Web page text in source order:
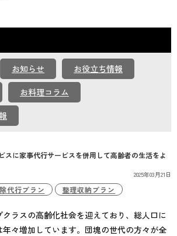
お知らせ
お役立ち情報
お料理コラム
スに家事代行サービスを併用して高齢者の生活をよ
2025年03月21日
代行プラン 整理収納プラン
ラスの高齢化社会を迎えており、総人口に
々増加しています。団塊の世代の方々が全